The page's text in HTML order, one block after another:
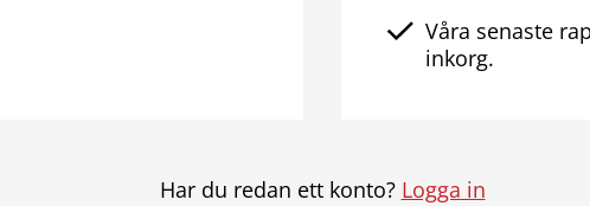
Våra senaste
inkorg.
Har du redan ett konto? Logga in